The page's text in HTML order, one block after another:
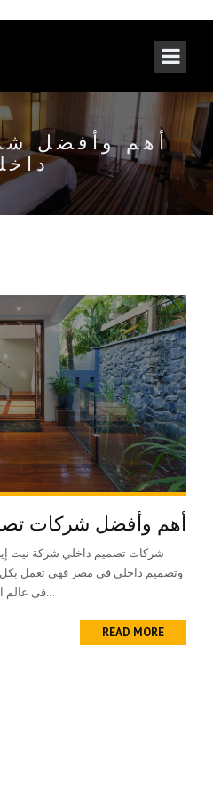
أهم وأفضل
أهم وأفضل شركات
شركات تصميم داخلي شركة نيت
وتصميم داخلي فى مصر فهي تعمل بكل
فى عالم التصميم والديكور والتشطيبات وقد...
READ MORE